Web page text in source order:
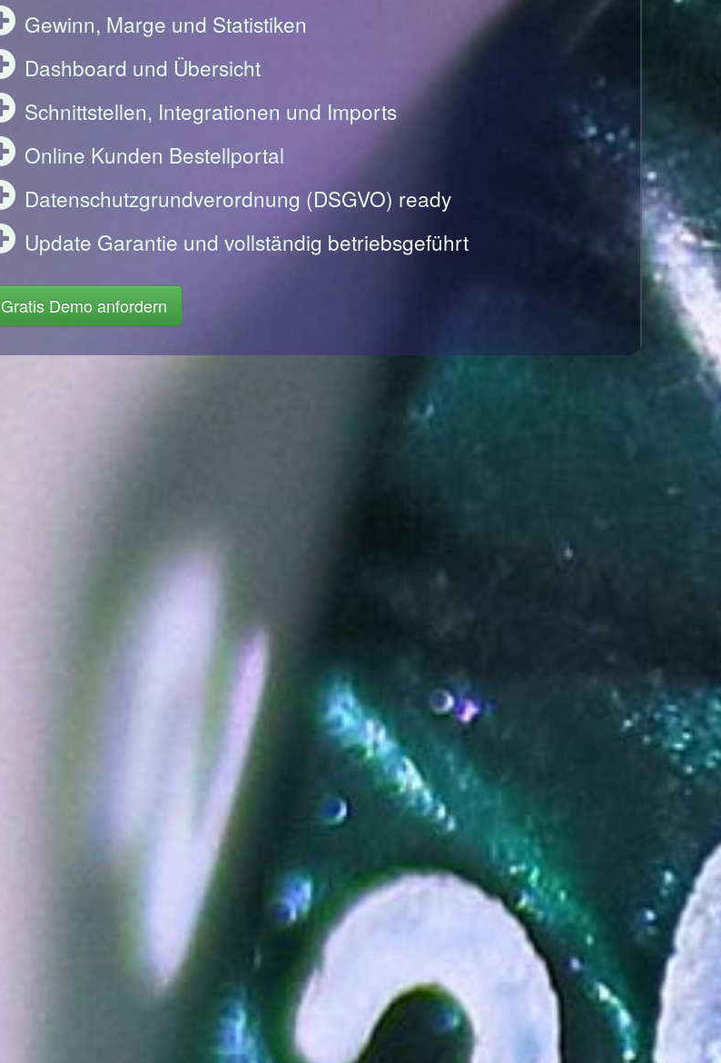
Gewinn, Marge und Statistiken
Dashboard und Übersicht
Schnittstellen, Integrationen und Imports
Online Kunden Bestellportal
Datenschutzgrundverordnung (DSGVO) ready
Update Garantie und vollständig betriebsgeführt
Gratis Demo anfordern